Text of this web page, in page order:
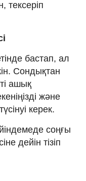
тексеріп
бастап, ал
Сондықтан
ашық
және
керек.
соңғы
дейін тізіп